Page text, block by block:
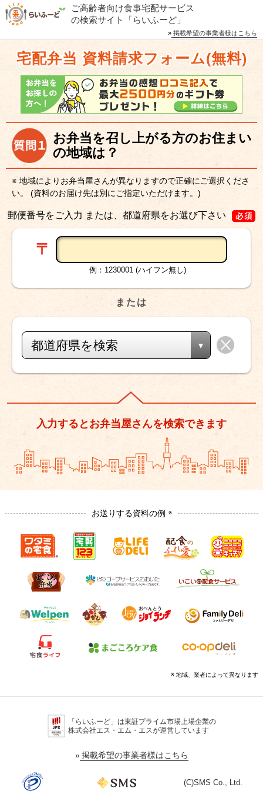
ご高齢者向け食事宅配サービス
の検索サイト「らいふーど」
» 掲載希望の事業者様はこちら
宅配弁当 資料請求フォーム(無料)
お弁当を召し上がる方のお住まい
の地域は？
※ 地域によりお弁当屋さんが異なりますので正確にご選択くださ
い。 (資料のお届け先は別にご指定いただけます。)
郵便番号をご入力 または、都道府県をお選び下さい
〒
例：1230001 (ハイフン無し)
または
都道府県を検索
入力するとお弁当屋さんを検索できます
お送りする資料の例 ※
※ 地域、業者によって異なります
「らいふーど」は東証プライム市場上場企業の
株式会社エス・エム・エスが運営しています
» 掲載希望の事業者様はこちら
(C)SMS Co., Ltd.